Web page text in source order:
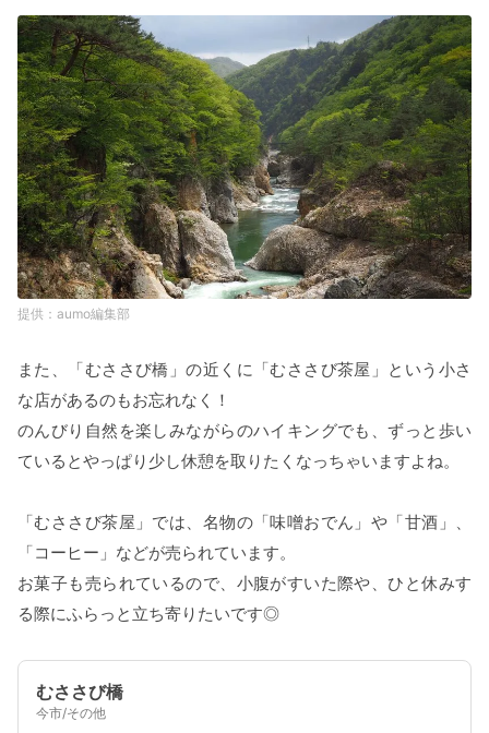
aumo編集部
また、「むささび橋」の近くに「むささび茶屋」という小さ
な店があるのもお忘れなく！
のんびり自然を楽しみながらのハイキングでも、ずっと歩い
ているとやっぱり少し休憩を取りたくなっちゃいますよね。
「むささび茶屋」では、名物の「味噌おでん」や「甘酒」、
「コーヒー」などが売られています。
お菓子も売られているので、小腹がすいた際や、ひと休みす
る際にふらっと立ち寄りたいです◎
むささび橋
今市/その他